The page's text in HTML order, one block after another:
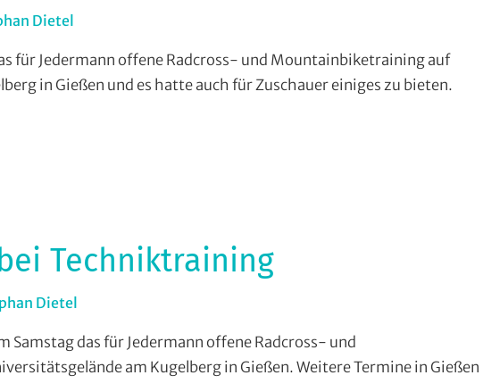
Dietel
Rodheim-
Bieber,
Buchenau,
RSG
Gießen
Wieseck,
RV
für Jedermann offene Radcross- und Mountainbiketraining auf
in Gießen und es hatte auch für Zuschauer einiges zu bieten.
Techniktraining
Dietel
Country,
Mountainbike,
Samstag das für Jedermann offene Radcross- und
am Kugelberg in Gießen. Weitere Termine in Gießen